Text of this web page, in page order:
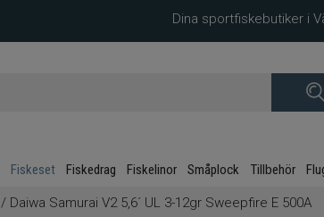
Dina sportfiskebutiker i
Fiskeset Fiskedrag Fiskelinor Småplock Tillbehör
/ Daiwa Samurai V2 5,6´ UL 3-12gr Sweepfire E 500A